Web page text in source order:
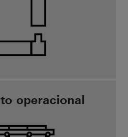
operacional